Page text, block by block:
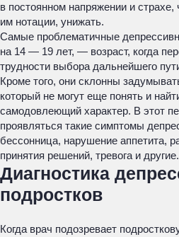
в постоянном напряжении и страхе,
им нотации, унижать.
Самые проблематичные
на 14 — 19 лет, — возраст, когда
трудности выбора дальнейшего
Кроме того, они склонны
который не могут еще понять и
самодовлеющий характер. В этот
проявляться такие симптомы
бессонница, нарушение аппетита,
принятия решений, тревога и другие.
Диагностика
подростков
Когда врач подозревает